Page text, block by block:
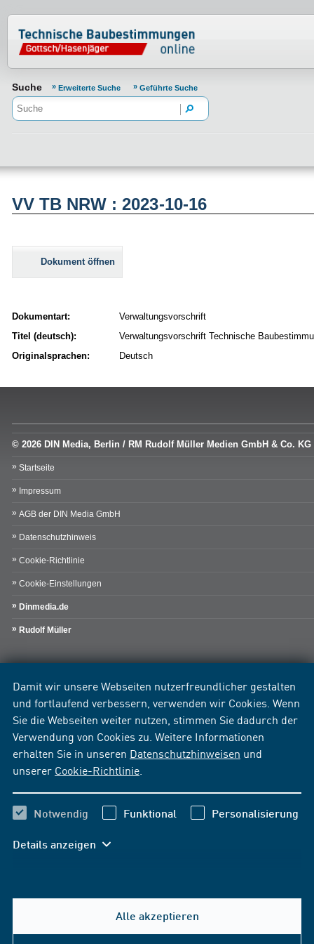
Damit wir unsere Webseiten nutzerfreundlicher gestalten
und fortlaufend verbessern, verwenden wir Cookies. Wenn
Sie die Webseiten weiter nutzen, stimmen Sie dadurch der
Verwendung von Cookies zu. Weitere Informationen
erhalten Sie in unseren Datenschutzhinweisen und
unserer Cookie-Richtlinie
Notwendig Funktional Personalisierung
Details anzeigen
Alle akzeptieren
Normenportal Barrierefreiheit
Suche Erweiterte Suche Geführte Suche
VV TB NRW : 2023-10-16
Dokument öffnen
Dokumentart:
Verwaltungsvorschrift
Titel (deutsch):
Verwaltungsvorschrift Technische
Originalsprachen:
Deutsch
© 2026 DIN Media, Berlin / RM Rudolf Müller Medien GmbH & Co. KG
Startseite
Impressum
AGB der DIN Media GmbH
Datenschutzhinweis
Cookie-Richtlinie
Cookie-Einstellungen
Dinmedia.de
Rudolf Müller
Hilfe & Kontakt